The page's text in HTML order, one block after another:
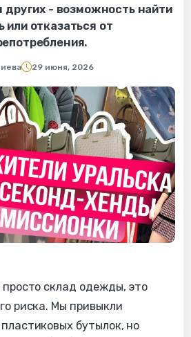
других - возможность найти
или отказаться от
29 июня, 2026
склад одежды, это
риска. Мы привыкли
бутылок, но